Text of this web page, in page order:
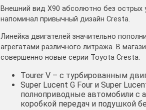
Внешний вид X90 абсолютно без острых
напоминал привычный дизайн Cresta.
Линейка двигателей значительно
агрегатами различного литража. В
совершенно новые серии Toyota Cresta:
Tourer V – с турбированным
Super Lucent G Four и Super
полноприводные автомобили с
коробкой передач и подушкой